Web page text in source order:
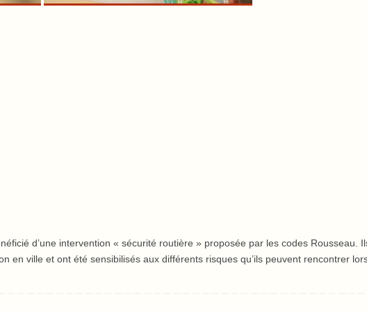
d’une intervention « sécurité routière » proposée par les codes Rousseau.
en ville et ont été sensibilisés aux différents risques qu’ils peuvent rencontrer